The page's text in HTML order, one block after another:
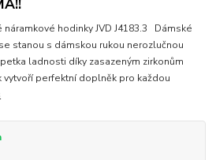
hodinky JVD J4183.3 Dámské
stanou s dámskou rukou nerozlučnou
ladnosti díky zasazeným zirkonům
vytvoří perfektní doplněk pro každou